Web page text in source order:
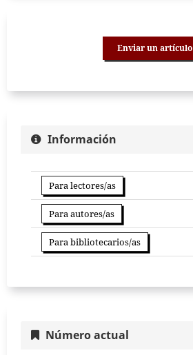
Enviar un artículo
Información
Para lectores/as
Para autores/as
Para bibliotecarios/as
Número actual